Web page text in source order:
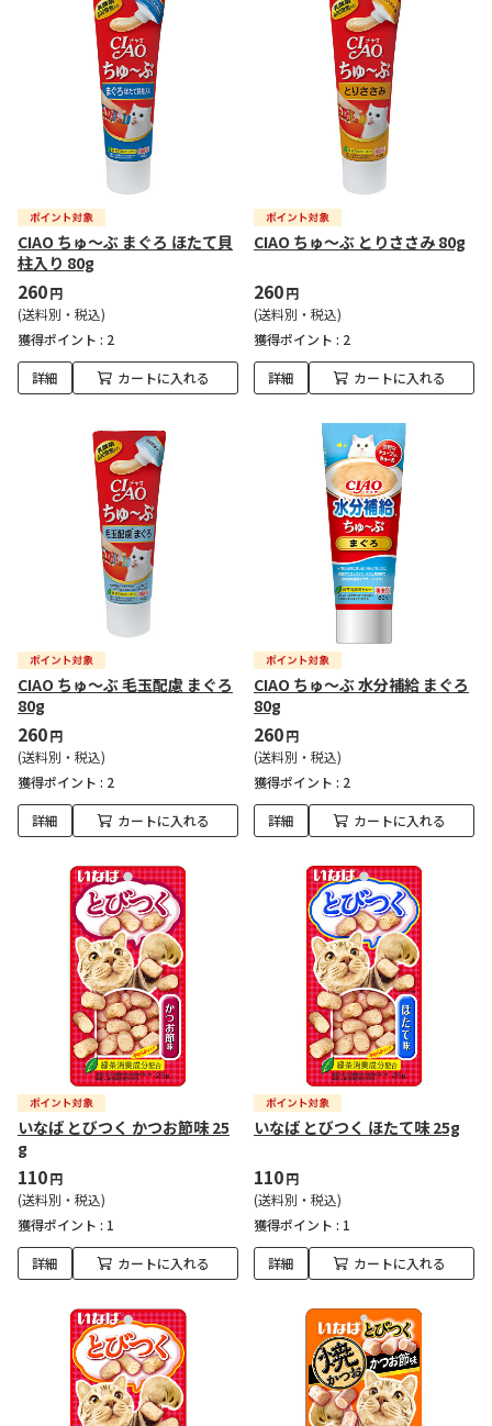
CIAO ちゅ～ぶ まぐろ ほたて貝
柱入り 80g
260円
(送料別・税込)
獲得ポイント : 2
詳細 カートに入れる
CIAO ちゅ～ぶ とりささみ 80g
260円
(送料別・税込)
獲得ポイント : 2
詳細 カートに入れる
CIAO ちゅ～ぶ 毛玉配慮 まぐろ
80g
260円
(送料別・税込)
獲得ポイント : 2
詳細 カートに入れる
CIAO ちゅ～ぶ 水分補給 まぐろ
80g
260円
(送料別・税込)
獲得ポイント : 2
詳細 カートに入れる
いなば とびつく かつお節味 25
g
110円
(送料別・税込)
獲得ポイント : 1
詳細 カートに入れる
いなば とびつく ほたて味 25g
110円
(送料別・税込)
獲得ポイント : 1
詳細 カートに入れる